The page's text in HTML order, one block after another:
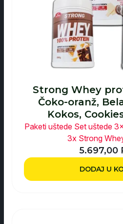
Strong Whey
Čoko-oranž,
Kokos,
Paketi uštede Set uštede
3x Strong
5.697,00
DODAJ U